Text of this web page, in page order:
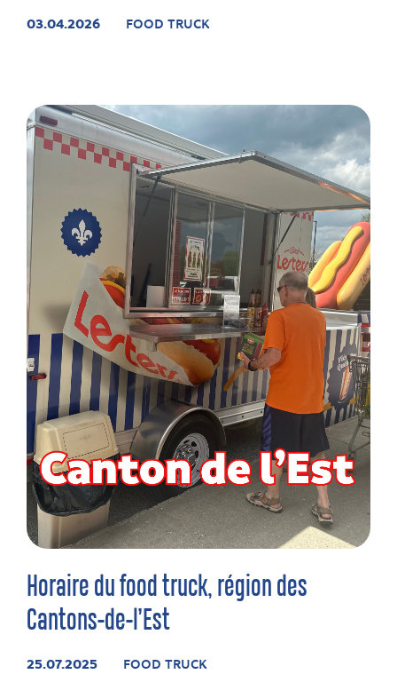
03.04.2026 FOOD TRUCK
Horaire du food truck, région des
Cantons-de-l’Est
25.07.2025 FOOD TRUCK